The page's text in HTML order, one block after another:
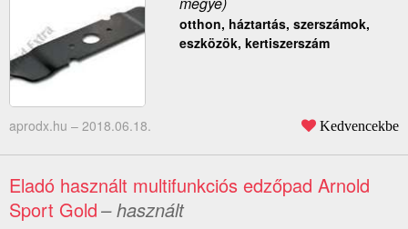
otthon, háztartás, szerszámok,
eszközök, kertiszerszám
aprodx.hu – 2018.06.18. Kedvencekbe
Eladó használt multifunkciós edzőpad Arnold
Sport Gold– használt